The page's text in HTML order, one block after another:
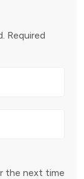
Required
the next time